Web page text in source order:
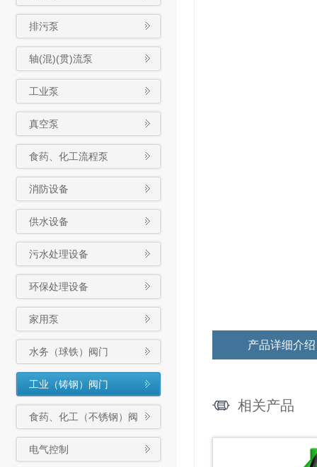
排污泵
轴(混)(贯)流泵
工业泵
真空泵
食药、化工流程泵
消防设备
供水设备
污水处理设备
环保处理设备
家用泵
水务（球铁）阀门
工业（铸钢）阀门
食药、化工（不锈钢）阀
门
电气控制
产品详细介绍
相关产品